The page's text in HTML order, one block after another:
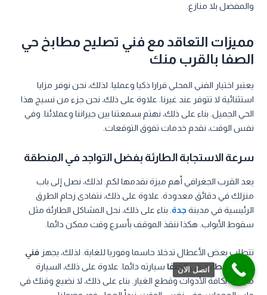
والمفضل بلا منازع.
مميزات التعاقد مع فني تصليح مطابخ حي
الصفا بالقرب منك
يعتبر اختيار الفني المحلي قرارا ذكيا وعمليا. لذلك، نحن نوفر مزايا
استثنائية لا تتوفر عند غيرنا. علاوة على ذلك، نحن جزء من نسيج هذا
الحي الجميل. بناء على ذلك، نهتم بسمعتنا بين جيراننا وعملائنا. وفي
نفس الوقت، نقدم خدمات تفوق التوقعات.
سرعة الاستجابة الطارئة بفضل التواجد في المنطقة
يعد القرب الجغرافي أهم ميزة نقدمها لكم. لذلك، نصل إلى باب
منزلك في دقائق معدودة. علاوة على ذلك، نتفادى زحام الطرق
الرئيسية في مدينة جدة . بناء على ذلك، نحل المشاكل الطارئة مثل
سقوط الأبواب. هكذا ننقذ الموقف بأسرع وقت ممكن دائما.
تتطلب بعض الأعطال تدخلا حاسما وفوريا للغاية. لذلك، يجهز فني
تصليح مطابخ حي الصفا سيارته دائما. علاوة على ذلك، السيارة
مجهزة بكافة الأدوات وقطع الغيار. بناء على ذلك، لا نضيع وقتك في
اتصل الان